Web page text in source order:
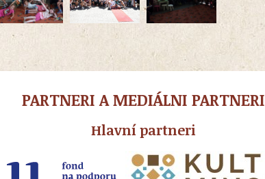
PARTNERI A MEDIÁLNI PARTNERI
Hlavní partneri